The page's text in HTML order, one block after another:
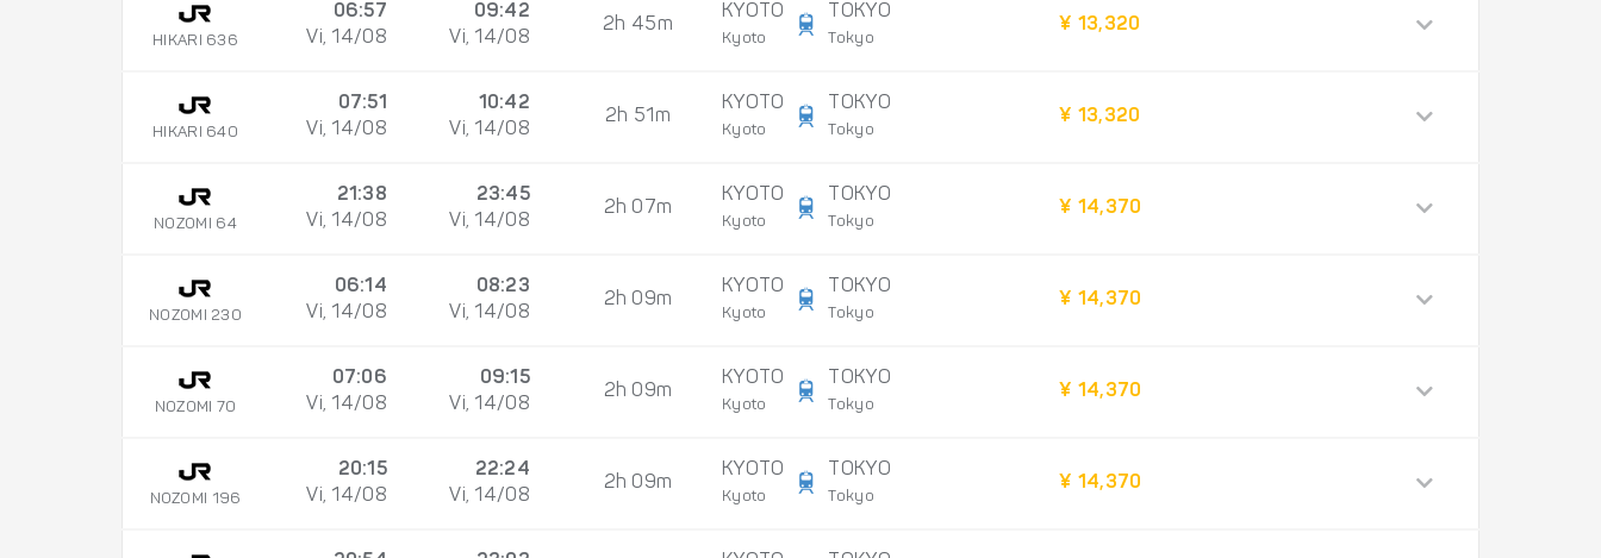
HIKARI 636
06:57
Vi, 14/08
09:42
Vi, 14/08
2h 45m
KYOTO
Kyoto
TOKYO
Tokyo
¥ 13,320
HIKARI 640
07:51
Vi, 14/08
10:42
Vi, 14/08
2h 51m
KYOTO
Kyoto
TOKYO
Tokyo
¥ 13,320
NOZOMI 64
21:38
Vi, 14/08
23:45
Vi, 14/08
2h 07m
KYOTO
Kyoto
TOKYO
Tokyo
¥ 14,370
NOZOMI 230
06:14
Vi, 14/08
08:23
Vi, 14/08
2h 09m
KYOTO
Kyoto
TOKYO
Tokyo
¥ 14,370
NOZOMI 70
07:06
Vi, 14/08
09:15
Vi, 14/08
2h 09m
KYOTO
Kyoto
TOKYO
Tokyo
¥ 14,370
NOZOMI 196
20:15
Vi, 14/08
22:24
Vi, 14/08
2h 09m
KYOTO
Kyoto
TOKYO
Tokyo
¥ 14,370